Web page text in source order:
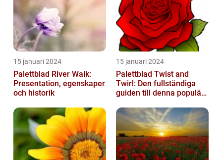
15 januari 2024
Palettblad River Walk:
Presentation, egenskaper
och historik
15 januari 2024
Palettblad Twist and
Twirl: Den fullständiga
guiden till denna populära